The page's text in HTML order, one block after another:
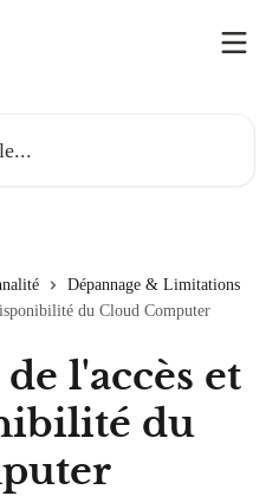
Dépannage & Limitations
du Cloud Computer
l'accès et
du